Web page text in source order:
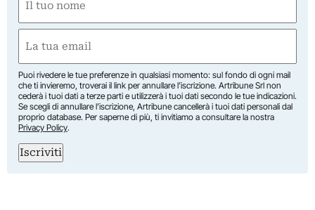
(Required)
First
(Required)
Puoi rivedere le tue preferenze in qualsiasi momento: sul fondo di ogni mail
che ti invieremo, troverai il link per annullare l’iscrizione. Artribune Srl non
cederà i tuoi dati a terze parti e utilizzerà i tuoi dati secondo le tue indicazioni.
Se scegli di annullare l’iscrizione, Artribune cancellerà i tuoi dati personali dal
proprio database. Per saperne di più, ti invitiamo a consultare la nostra
Privacy Policy.
Iscriviti